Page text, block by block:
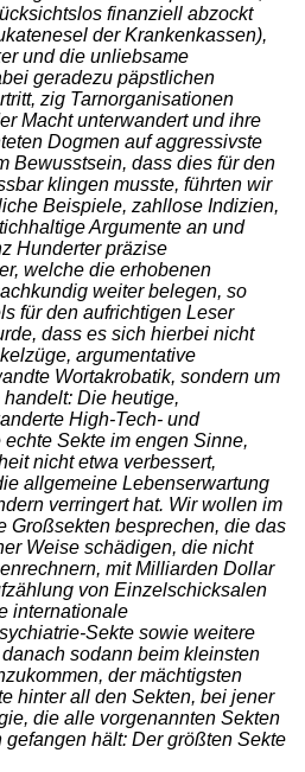
finanziell abzockt
der Krankenkassen),
und die unliebsame
geradezu päpstlichen
zig Tarnorganisationen
Macht unterwandert und ihre
Dogmen auf aggressivste
Bewusstsein, dass dies für den
klingen musste, führten wir
Beispiele, zahllose Indizien,
Argumente an und
Hunderter präzise
welche die erhobenen
weiter belegen, so
für den aufrichtigen Leser
dass es sich hierbei nicht
argumentative
Wortakrobatik, sondern um
Die heutige,
High-Tech- und
Sekte im engen Sinne,
nicht etwa verbessert,
allgemeine Lebenserwartung
verringert hat. Wir wollen im
Großsekten besprechen, die das
Weise schädigen, die nicht
mit Milliarden Dollar
von Einzelschicksalen
internationale
Sekte sowie weitere
sodann beim kleinsten
der mächtigsten
hinter all den Sekten, bei jener
die alle vorgenannten Sekten
hält: Der größten Sekte